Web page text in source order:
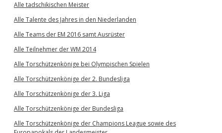
Alle tadschikischen Meister
Alle Talente des Jahres in den Niederlanden
Alle Teams der EM 2016 samt Ausrüster
Alle Teilnehmer der WM 2014
Alle Torschützenkönige bei Olympischen Spielen
Alle Torschützenkönige der 2. Bundesliga
Alle Torschützenkönige der 3. Liga
Alle Torschützenkönige der Bundesliga
Alle Torschützenkönige der Champions League sowie des